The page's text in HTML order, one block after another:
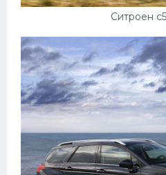
Ситроен
Феррари
Мотоциклы
Ямаха
Додж
Ява
Эмблемы